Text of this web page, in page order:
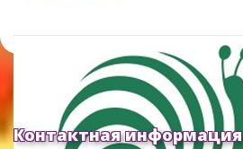
Контактная информация